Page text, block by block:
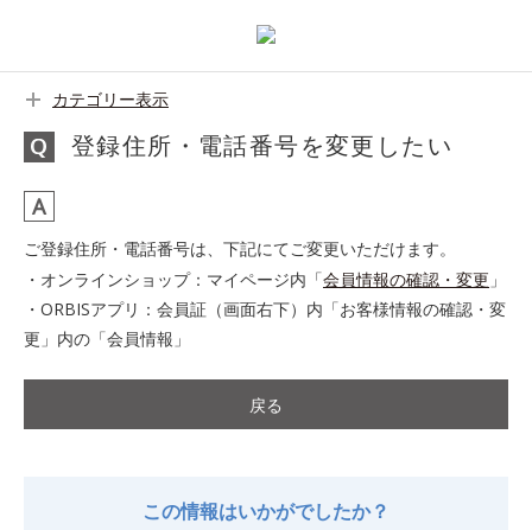
カテゴリー表示
登録住所・電話番号を変更したい
ご登録住所・電話番号は、下記にてご変更いただけます。
・オンラインショップ：マイページ内「会員情報の確認・変更 」
・ORBISアプリ：会員証（画面右下）内「お客様情報の確認・変
更」内の「会員情報」
戻る
この情報はいかがでしたか？